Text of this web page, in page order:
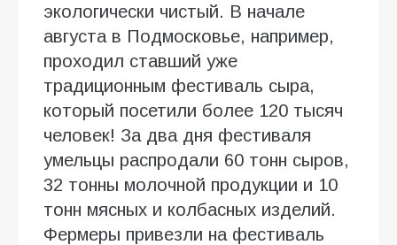
экологически чистый. В начале
августа в Подмосковье, например,
проходил ставший уже
традиционным фестиваль сыра,
который посетили более 120 тысяч
человек! За два дня фестиваля
умельцы распродали 60 тонн сыров,
32 тонны молочной продукции и 10
тонн мясных и колбасных изделий.
Фермеры привезли на фестиваль